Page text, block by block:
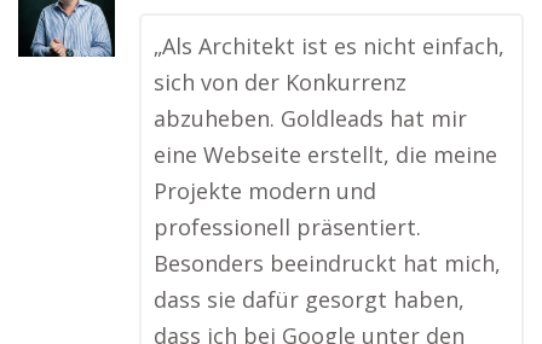
„Als Architekt ist es nicht einfach,
sich von der Konkurrenz
abzuheben. Goldleads hat mir
eine Webseite erstellt, die meine
Projekte modern und
professionell präsentiert.
Besonders beeindruckt hat mich,
dass sie dafür gesorgt haben,
dass ich bei Google unter den